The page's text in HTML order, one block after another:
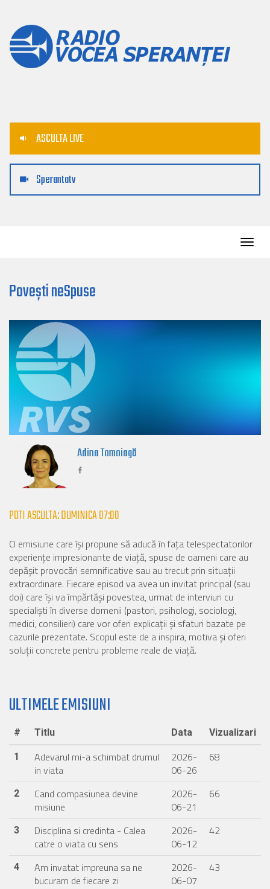
ASCULTA LIVE
Sperantatv
Povești neSpuse
Adina Tomoiagă
POTI ASCULTA: DUMINICA 07:00
O emisiune care își propune să aducă în fața telespectatorilor
experiențe impresionante de viață, spuse de oameni care au
depășit provocări semnificative sau au trecut prin situații
extraordinare. Fiecare episod va avea un invitat principal (sau
doi) care își va împărtăși povestea, urmat de interviuri cu
specialiști în diverse domenii (pastori, psihologi, sociologi,
medici, consilieri) care vor oferi explicații și sfaturi bazate pe
cazurile prezentate. Scopul este de a inspira, motiva și oferi
soluții concrete pentru probleme reale de viață.
ULTIMELE EMISIUNI
# Titlu Data Vizualizari
1
Adevarul mi-a schimbat drumul
in viata
2026-
06-26
68
2
Cand compasiunea devine
misiune
2026-
06-21
66
3
Disciplina si credinta - Calea
catre o viata cu sens
2026-
06-12
42
4
Am invatat impreuna sa ne
bucuram de fiecare zi
2026-
06-07
43